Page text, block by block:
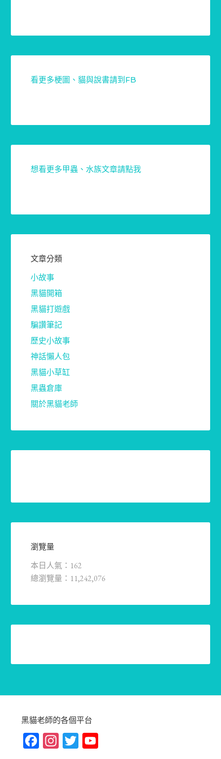
看更多梗圖、貓與說書請到FB
想看更多甲蟲、水族文章請點我
文章分類
小故事
黑貓開箱
黑貓打遊戲
騙讚筆記
歷史小故事
神話懶人包
黑貓小草缸
黑蟲倉庫
關於黑貓老師
瀏覽量
本日人氣：162
總瀏覽量：11,242,076
黑貓老師的各個平台
Fa In T Yo